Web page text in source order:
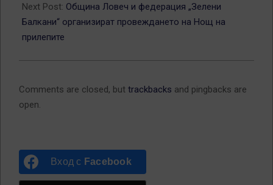
Next Post: Община Ловеч и федерация „Зелени
Балкани“ организират провеждането на Нощ на
прилепите
Comments are closed, but trackbacks and pingbacks are
open.
Вход с Facebook